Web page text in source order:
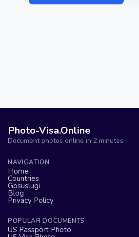
Photo-Visa.Online
Document photos online in 2 minutes
NAVIGATION
Home
Countries
Gosuslugi
Blog
Privacy Policy
POPULAR DOCUMENTS
US Passport Photo